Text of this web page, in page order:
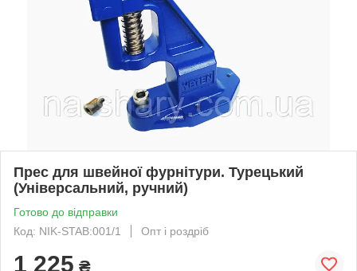
Прес для швейної фурнітури. Турецький
(Універсальний, ручний)
Готово до відправки
Код: NIK-STAB:001/1
Опт і роздріб
1 225 ₴